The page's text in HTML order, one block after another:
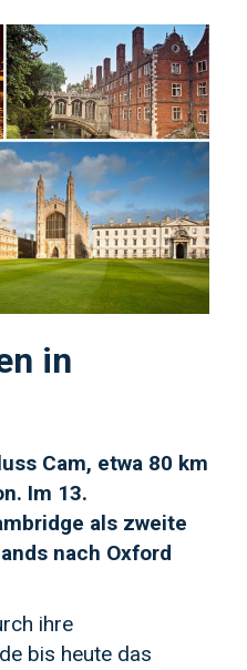
in
Cam, etwa 80 km
Im 13.
als zweite
nach Oxford
ihre
bis heute das